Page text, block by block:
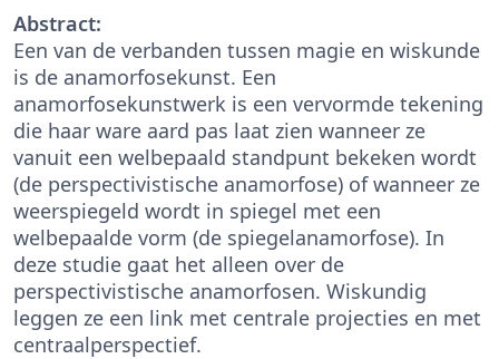
Abstract:
Een van de verbanden tussen magie en wiskunde
is de anamorfosekunst. Een
anamorfosekunstwerk is een vervormde tekening
die haar ware aard pas laat zien wanneer ze
vanuit een welbepaald standpunt bekeken wordt
(de perspectivistische anamorfose) of wanneer ze
weerspiegeld wordt in spiegel met een
welbepaalde vorm (de spiegelanamorfose). In
deze studie gaat het alleen over de
perspectivistische anamorfosen. Wiskundig
leggen ze een link met centrale projecties en met
centraalperspectief.